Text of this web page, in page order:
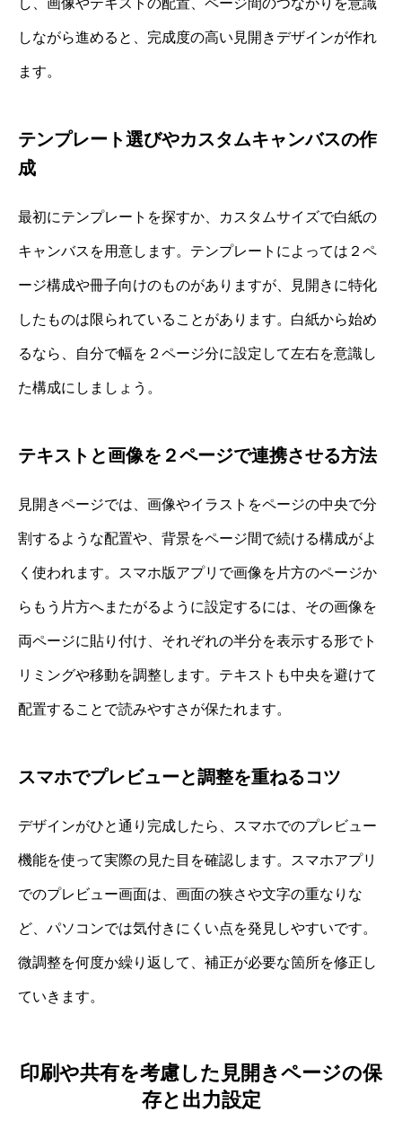
し、画像やテキストの配置、ページ間のつながりを意識
しながら進めると、完成度の高い見開きデザインが作れ
ます。
テンプレート選びやカスタムキャンバスの作
成
最初にテンプレートを探すか、カスタムサイズで白紙の
キャンバスを用意します。テンプレートによっては２ペ
ージ構成や冊子向けのものがありますが、見開きに特化
したものは限られていることがあります。白紙から始め
るなら、自分で幅を２ページ分に設定して左右を意識し
た構成にしましょう。
テキストと画像を２ページで連携させる方法
見開きページでは、画像やイラストをページの中央で分
割するような配置や、背景をページ間で続ける構成がよ
く使われます。スマホ版アプリで画像を片方のページか
らもう片方へまたがるように設定するには、その画像を
両ページに貼り付け、それぞれの半分を表示する形でト
リミングや移動を調整します。テキストも中央を避けて
配置することで読みやすさが保たれます。
スマホでプレビューと調整を重ねるコツ
デザインがひと通り完成したら、スマホでのプレビュー
機能を使って実際の見た目を確認します。スマホアプリ
でのプレビュー画面は、画面の狭さや文字の重なりな
ど、パソコンでは気付きにくい点を発見しやすいです。
微調整を何度か繰り返して、補正が必要な箇所を修正し
ていきます。
印刷や共有を考慮した見開きページの保
存と出力設定